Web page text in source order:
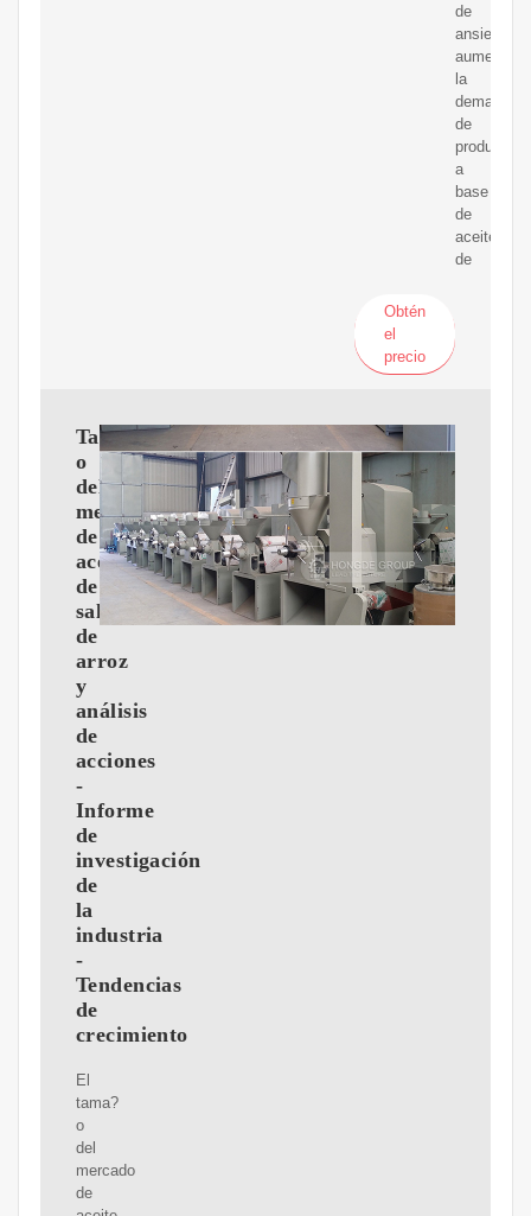
de
ansiedad
la
demanda
de
productos
a
base
de
aceite
de
Obtén
el
precio
Tama?
o
del
mercado
de
aceite
de
salvado
de
arroz
y
análisis
de
acciones
-
Informe
de
investigación
de
la
industria
-
Tendencias
de
crecimiento
El
tama?
o
del
mercado
de